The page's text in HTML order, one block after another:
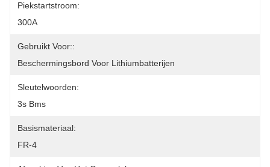
Piekstartstroom:
300A
Gebruikt Voor::
Beschermingsbord Voor Lithiumbatterijen
Sleutelwoorden:
3s Bms
Basismateriaal:
FR-4